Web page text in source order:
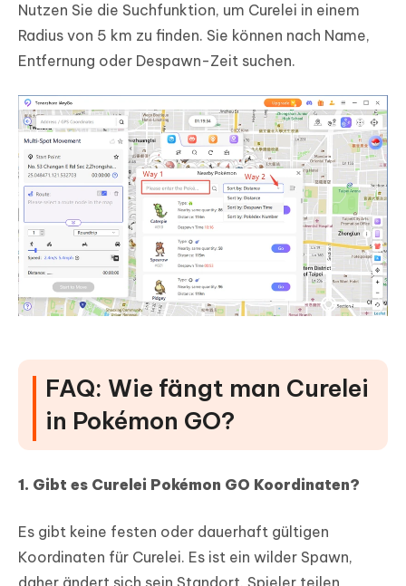
Nutzen Sie die Suchfunktion, um Curelei in einem
Radius von 5 km zu finden. Sie können nach Name,
Entfernung oder Despawn-Zeit suchen.
FAQ: Wie fängt man Curelei
in Pokémon GO?
1. Gibt es Curelei Pokémon GO Koordinaten?
Es gibt keine festen oder dauerhaft gültigen
Koordinaten für Curelei. Es ist ein wilder Spawn,